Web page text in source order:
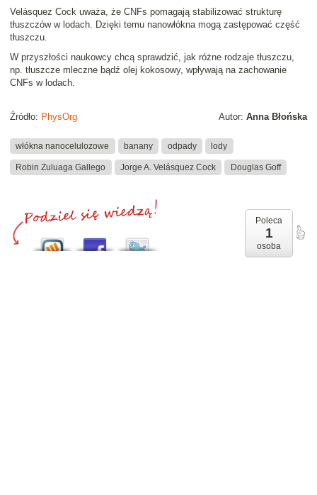
Velásquez Cock uważa, że CNFs pomagają stabilizować strukturę
tłuszczów w lodach. Dzięki temu nanowłókna mogą zastępować część
tłuszczu.
W przyszłości naukowcy chcą sprawdzić, jak różne rodzaje tłuszczu,
np. tłuszcze mleczne bądź olej kokosowy, wpływają na zachowanie
CNFs w lodach.
Autor: Anna Błońska
Źródło: PhysOrg
włókna nanocelulozowe banany odpady lody
Robin Zuluaga Gallego Jorge A. Velásquez Cock Douglas Goff
Poleca
1
osoba